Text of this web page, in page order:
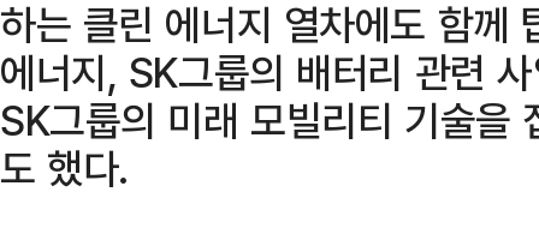
하는 클린 에너지 열차에도 함께
에너지, SK그룹의 배터리 관련
SK그룹의 미래 모빌리티 기술을
도 했다.